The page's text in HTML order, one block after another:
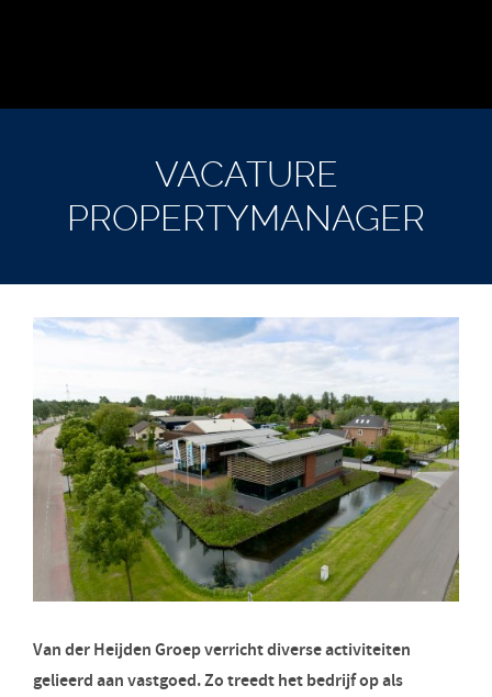
VACATURE
PROPERTYMANAGER
Van der Heijden Groep verricht diverse activiteiten
gelieerd aan vastgoed. Zo treedt het bedrijf op als